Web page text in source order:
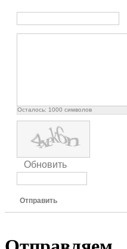
Осталось: 1000 символов
Обновить
Отправить